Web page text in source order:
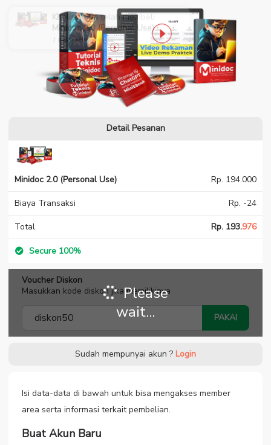
Detail Pesanan
Minidoc 2.0 (Personal Use) Rp. 194.000
Biaya Transaksi Rp. -24
Total Rp. 193.976
Secure 100%
Voucher Diskon
Masukkan kode diskon jika memilikinya
PAKAI
Please
wait...
Sudah mempunyai akun ? Login
Isi data-data di bawah untuk bisa mengakses member
area serta informasi terkait pembelian.
Buat Akun Baru
Kholis Arifintelah membeli
Minidoc 2.0 (Personal Use)
1 bulan sebelumnya